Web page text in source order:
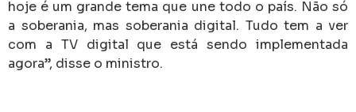
O presidente da Empresa Brasil de Comunicação
(EBC), André Basbaum, participou da cerimônia,
representando aTV Brasile o campo público neste
novo modelo. “Com o decreto, o presidente Lula